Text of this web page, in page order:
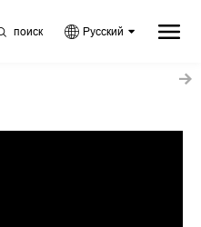
поиск Русский